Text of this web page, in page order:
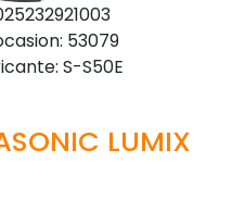
53079
S-S50E
LUMIX